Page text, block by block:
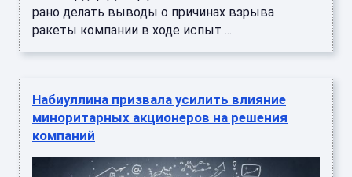
рано делать выводы о причинах взрыва
ракеты компании в ходе испыт ...
Набиуллина призвала усилить влияние
миноритарных акционеров на решения
компаний